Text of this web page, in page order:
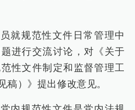
就规范性文件日常管理中
进行交流讨论，对《关于
性文件制定和监督管理工
稿）》提出修改意见。